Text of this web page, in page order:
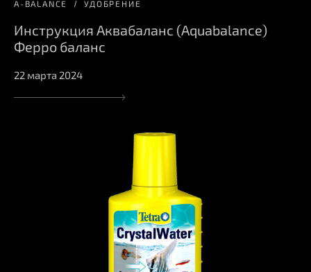
A-BALANCE УДОБРЕНИЕ
Инструкция Аквабаланс (Aquabalance)
Ферро баланс
22 марта 2024